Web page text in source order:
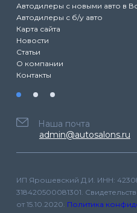
Автодилеры с новыми авто в
Автодилеры с б/у авто
Карта сайта
Новости
Статьи
О компании
Контакты
Наша почта
admin@autosalons.ru
ИП Ярошевский Д.И. ИНН:
318420500081301.
от 15.10.2020. Политика